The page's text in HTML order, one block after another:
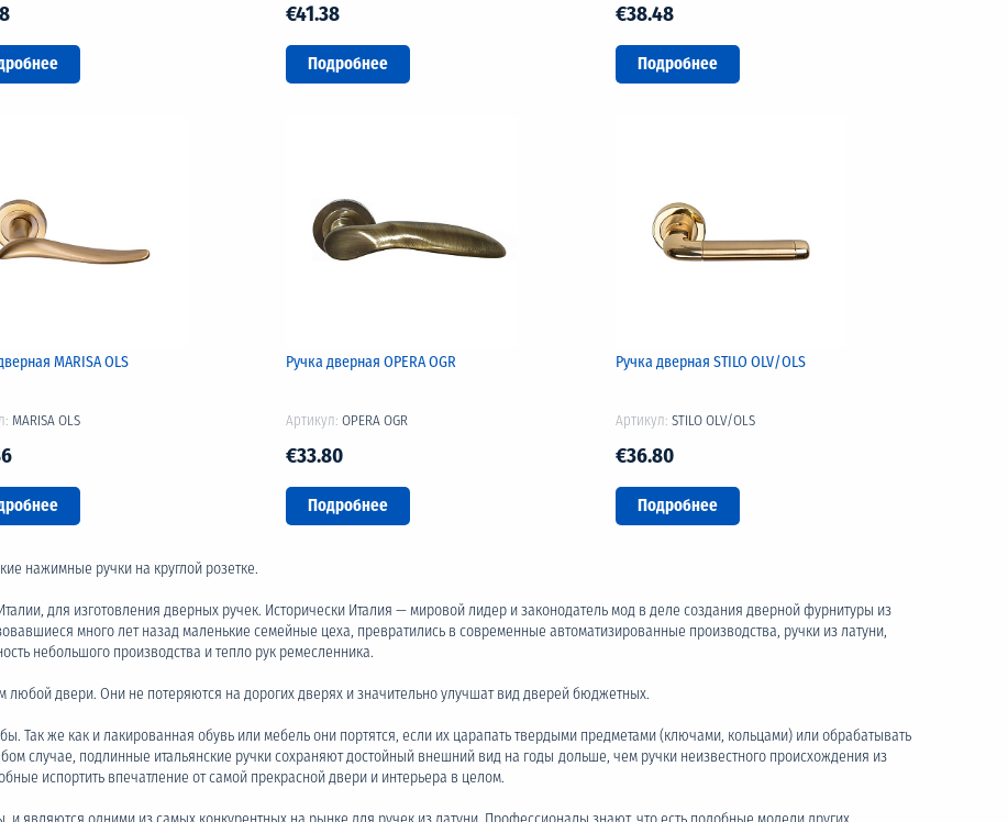
€41.38
Подробнее
€38.48
Подробнее
MARISA OLS
MARISA OLS
Ручка дверная OPERA OGR
Артикул: OPERA OGR
€33.80
Подробнее
Ручка дверная STILO OLV/OLS
Артикул: STILO OLV/OLS
€36.80
Подробнее
нажимные ручки на круглой розетке.
для изготовления дверных ручек. Исторически Италия — мировой лидер и законодатель мод в деле создания дверной фурнитуры из
много лет назад маленькие семейные цеха, превратились в современные автоматизированные производства, ручки из латуни,
небольшого производства и тепло рук ремесленника.
любой двери. Они не потеряются на дорогих дверях и значительно улучшат вид дверей бюджетных.
Так же как и лакированная обувь или мебель они портятся, если их царапать твердыми предметами (ключами, кольцами) или обрабатывать
случае, подлинные итальянские ручки сохраняют достойный внешний вид на годы дольше, чем ручки неизвестного происхождения из
испортить впечатление от самой прекрасной двери и интерьера в целом.